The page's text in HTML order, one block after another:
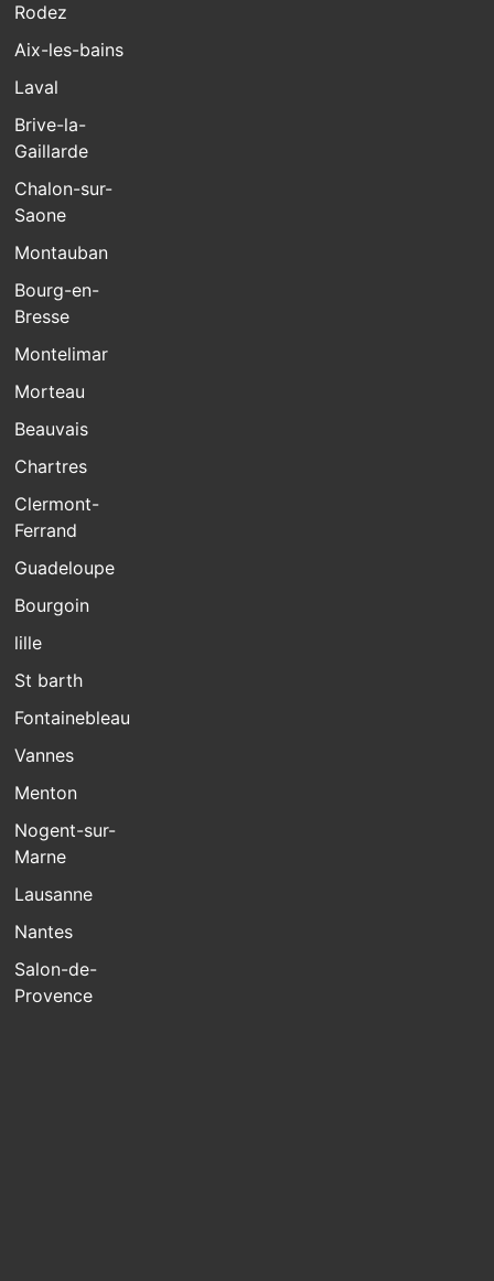
Rodez
Aix-les-bains
Laval
Brive-la-
Gaillarde
Chalon-sur-
Saone
Montauban
Bourg-en-
Bresse
Montelimar
Morteau
Beauvais
Chartres
Clermont-
Ferrand
Guadeloupe
Bourgoin
lille
St barth
Fontainebleau
Vannes
Menton
Nogent-sur-
Marne
Lausanne
Nantes
Salon-de-
Provence